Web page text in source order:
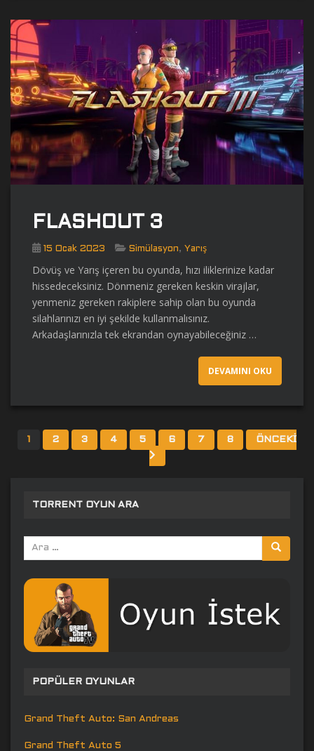
FLASHOUT 3
15 Ocak 2023 Simülasyon, Yarış
Dövüş ve Yarış içeren bu oyunda, hızı iliklerinize kadar
hissedeceksiniz. Dönmeniz gereken keskin virajlar,
yenmeniz gereken rakiplere sahip olan bu oyunda
silahlarınızı en iyi şekilde kullanmalısınız.
Arkadaşlarınızla tek ekrandan oynayabileceğiniz …
DEVAMINI OKU
YAZI
SAYFALANDIRMASI
1 2 3 4 5 6 7 8 ÖNCEKI
TORRENT OYUN ARA
Arama
yap:
POPÜLER OYUNLAR
Grand Theft Auto: San Andreas
Grand Theft Auto 5